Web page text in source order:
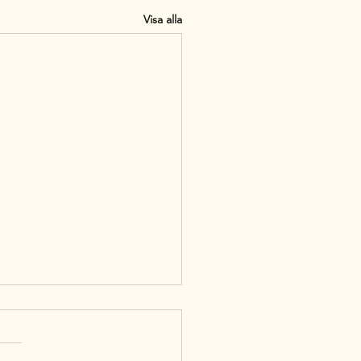
Visa alla